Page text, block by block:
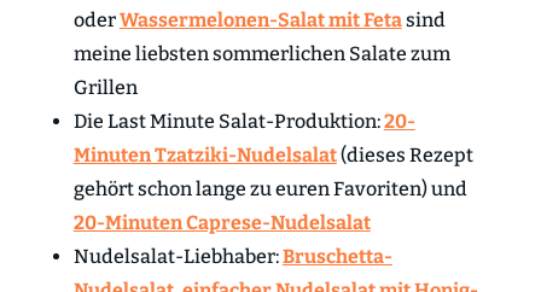
oderWassermelonen-Salat mit Fetasind
meine liebsten sommerlichen Salate zum
Grillen
Die Last Minute Salat-Produktion:20-
Minuten Tzatziki-Nudelsalat(dieses Rezept
gehört schon lange zu euren Favoriten) und
20-Minuten Caprese-Nudelsalat
Nudelsalat-Liebhaber:Bruschetta-